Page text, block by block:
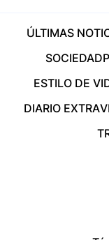
ÚLTIMAS
SOCIEDAD
ESTILO DE
DIARIO EXTRA